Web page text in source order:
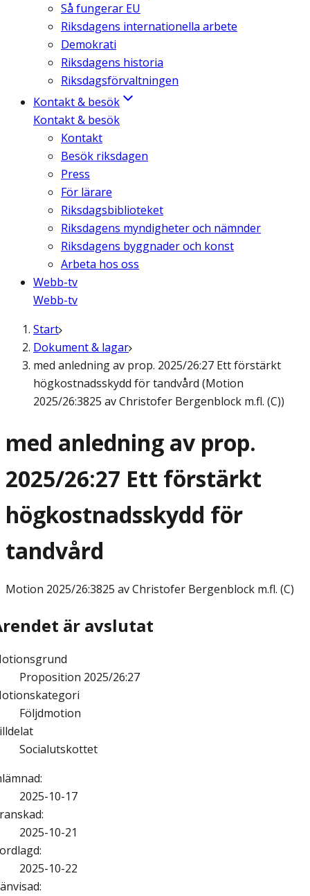
Så fungerar EU
Riksdagens internationella arbete
Demokrati
Riksdagens historia
Riksdagsförvaltningen
Kontakt & besök
Kontakt & besök
Kontakt
Besök riksdagen
Press
För lärare
Riksdagsbiblioteket
Riksdagens myndigheter och nämnder
Riksdagens byggnader och konst
Arbeta hos oss
Webb-tv
Webb-tv
Start
Dokument & lagar
med anledning av prop. 2025/26:27 Ett förstärkt
högkostnadsskydd för tandvård (Motion
2025/26:3825 av Christofer Bergenblock m.fl. (C))
med anledning av prop.
2025/26:27 Ett förstärkt
högkostnadsskydd för
tandvård
Motion 2025/26:3825 av Christofer Bergenblock m.fl. (C)
är avslutat
Proposition 2025/26:27
Följdmotion
Socialutskottet
:
2025-10-17
:
2025-10-21
:
2025-10-22
: